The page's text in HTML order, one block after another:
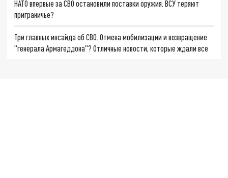
НАТО впервые за СВО остановили поставки оружия. ВСУ теряют
приграничье?
Три главных инсайда об СВО. Отмена мобилизации и возвращение
"генерала Армагеддона"? Отличные новости, которые ждали все